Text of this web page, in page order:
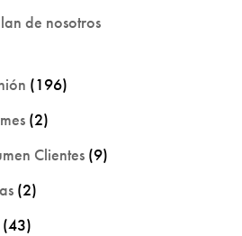
de nosotros
(196)
(2)
Clientes (9)
(2)
(43)